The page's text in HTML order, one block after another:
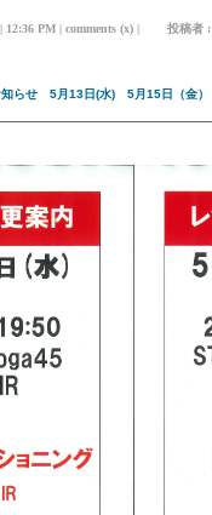
| 12:36 PM | comments (x) | 投稿者 :
知らせ 5月13日(水) 5月15日（金）